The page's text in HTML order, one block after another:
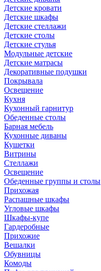
Детские кровати
Детские шкафы
Детские стеллажи
Детские столы
Детские стулья
Модульные детские
Детские матрасы
Декоративные подушки
Покрывала
Освещение
Кухня
Кухонный гарнитур
Обеденные столы
Барная мебель
Кухонные диваны
Кушетки
Витрины
Стеллажи
Освещение
Обеденные группы и столы
Прихожая
Распашные шкафы
Угловые шкафы
Шкафы-купе
Гардеробные
Прихожие
Вешалки
Обувницы
Комоды